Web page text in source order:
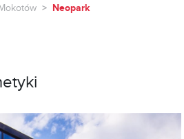
Neopark